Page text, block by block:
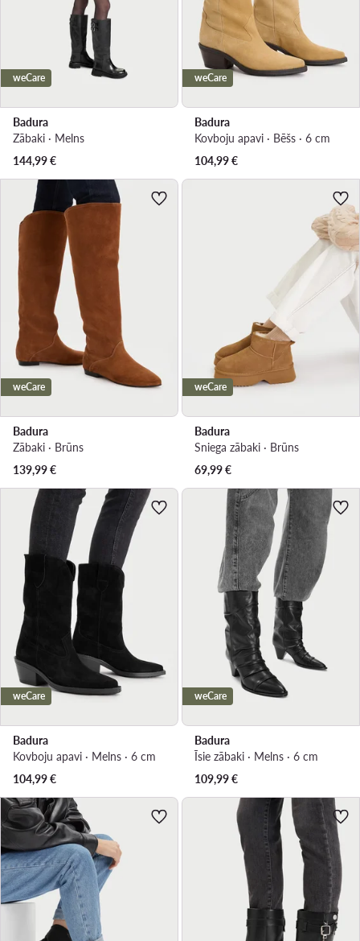
weCare
Badura
Zābaki · Melns
144,99€
weCare
Badura
Kovboju apavi · Bēšs · 6 cm
104,99€
weCare
Badura
Zābaki · Brūns
139,99€
weCare
Badura
Sniega zābaki · Brūns
69,99€
weCare
Badura
Kovboju apavi · Melns · 6 cm
104,99€
weCare
Badura
Īsie zābaki · Melns · 6 cm
109,99€